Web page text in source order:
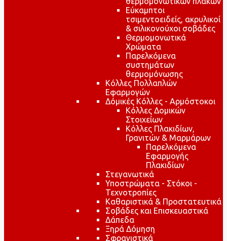
Εύκαμπτοι
τσιμεντοειδείς, ακρυλικοί
& σιλικονούχοι σοβάδες
Θερμομονωτικά
Χρώματα
Παρελκόμενα
συστημάτων
θερμομόνωσης
Κόλλες Πολλαπλών
Εφαρμογών
Δόμικές Κόλλες - Αρμόστοκοι
Κόλλες Δομικών
Στοιχείων
Κόλλες Πλακιδίων,
Γρανιτών & Μαρμάρων
Παρελκόμενα
Εφαρμογής
Πλακιδίων
Στεγανωτικά
Υποστρώματα - Στόκοι -
Τεχνοτροπίες
Καθαριστικά & Προστατευτικά
Σοβάδες και Επισκευαστικά
Δάπεδα
Ξηρά Δόμηση
Σφραγιστικά